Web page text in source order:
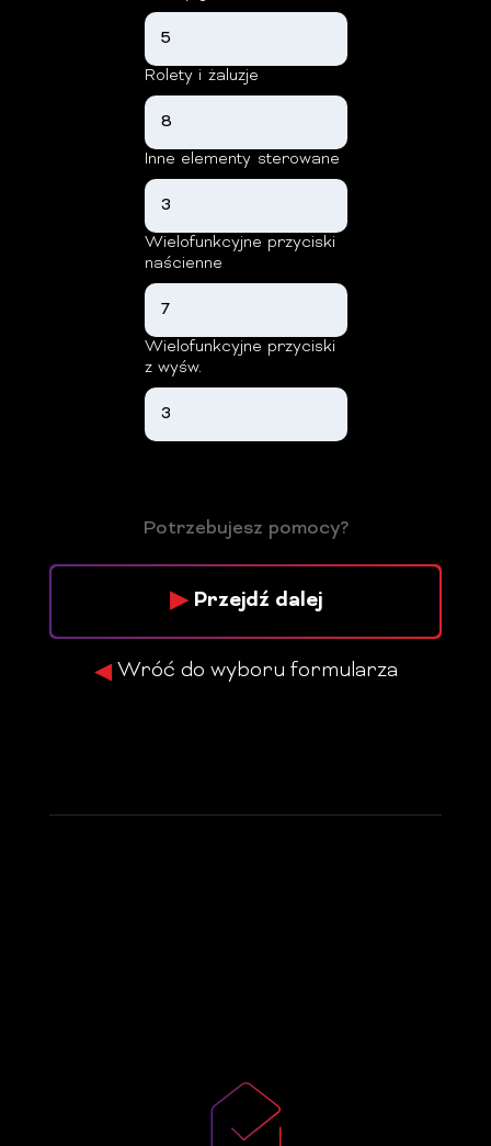
Rolety i żaluzje
Inne elementy sterowane
Wielofunkcyjne przyciski
naścienne
Wielofunkcyjne przyciski
z wyśw.
Wróć do wyboru formularza
Potrzebujesz pomocy?
Przejdź dalej